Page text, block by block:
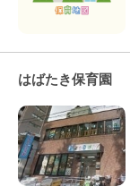
はばたき保育園